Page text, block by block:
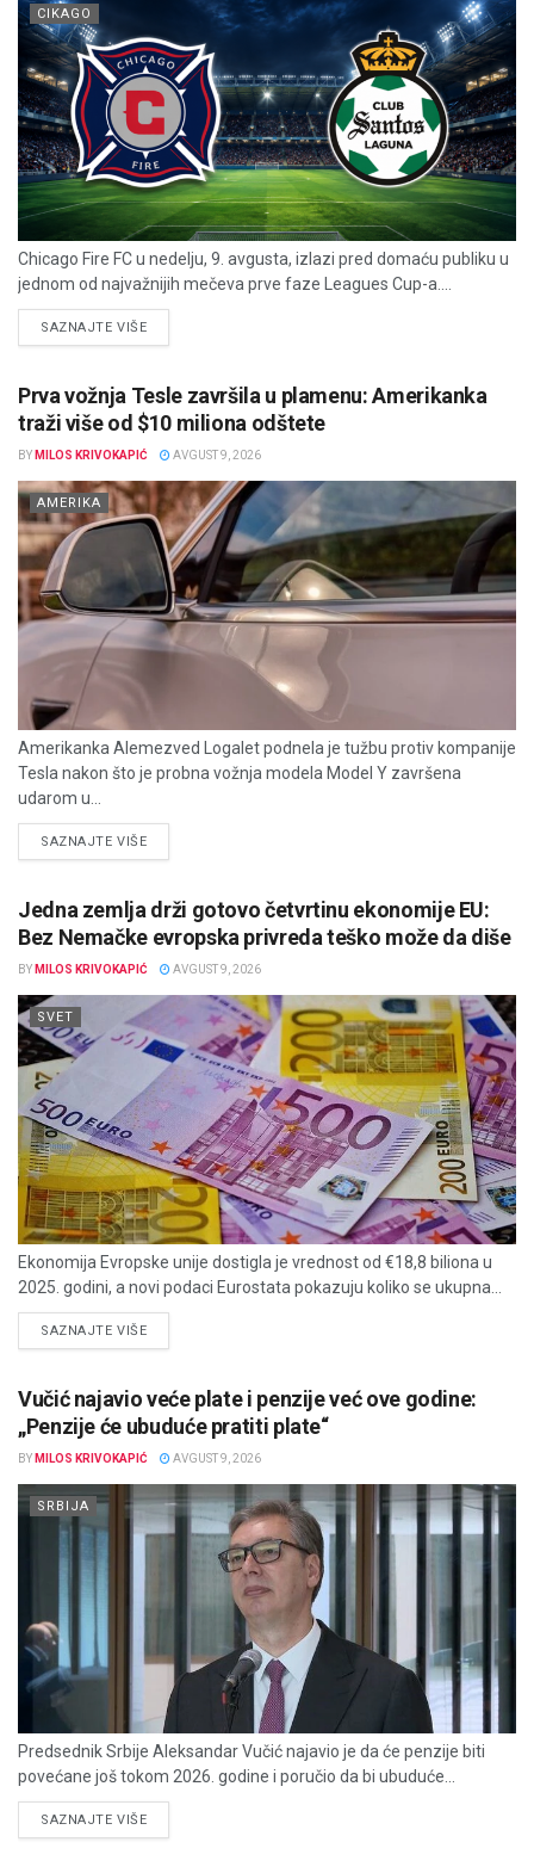
CIKAGO
Chicago Fire FC u nedelju, 9. avgusta, izlazi pred domaću publiku u
jednom od najvažnijih mečeva prve faze Leagues Cup-a....
SAZNAJTE VIŠEDETAILS
Prva vožnja Tesle završila u plamenu: Amerikanka
traži više od $10 miliona odštete
BY MILOS KRIVOKAPIĆ AVGUST 9, 2026
AMERIKA
Amerikanka Alemezved Logalet podnela je tužbu protiv kompanije
Tesla nakon što je probna vožnja modela Model Y završena
udarom u...
SAZNAJTE VIŠEDETAILS
Jedna zemlja drži gotovo četvrtinu ekonomije EU:
Bez Nemačke evropska privreda teško može da diše
BY MILOS KRIVOKAPIĆ AVGUST 9, 2026
SVET
Ekonomija Evropske unije dostigla je vrednost od €18,8 biliona u
2025. godini, a novi podaci Eurostata pokazuju koliko se ukupna...
SAZNAJTE VIŠEDETAILS
Vučić najavio veće plate i penzije već ove godine:
„Penzije će ubuduće pratiti plate“
BY MILOS KRIVOKAPIĆ AVGUST 9, 2026
SRBIJA
Predsednik Srbije Aleksandar Vučić najavio je da će penzije biti
povećane još tokom 2026. godine i poručio da bi ubuduće...
SAZNAJTE VIŠEDETAILS